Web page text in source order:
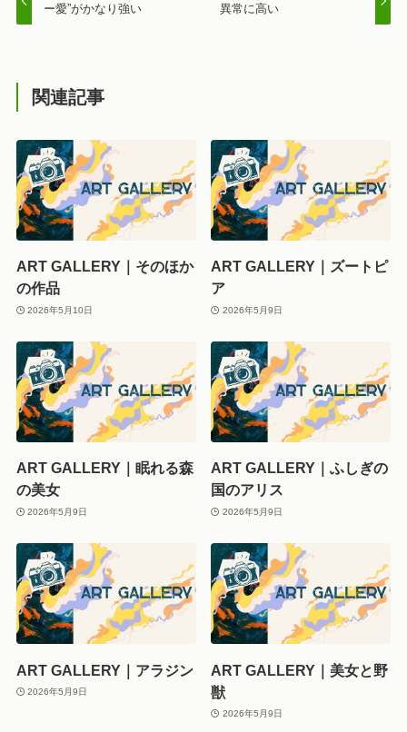
ー愛”がかなり強い
異常に高い
関連記事
ART GALLERY｜そのほか
の作品
2026年5月10日
ART GALLERY｜ズートピ
ア
2026年5月9日
ART GALLERY｜眠れる森
の美女
2026年5月9日
ART GALLERY｜ふしぎの
国のアリス
2026年5月9日
ART GALLERY｜アラジン
2026年5月9日
ART GALLERY｜美女と野
獣
2026年5月9日